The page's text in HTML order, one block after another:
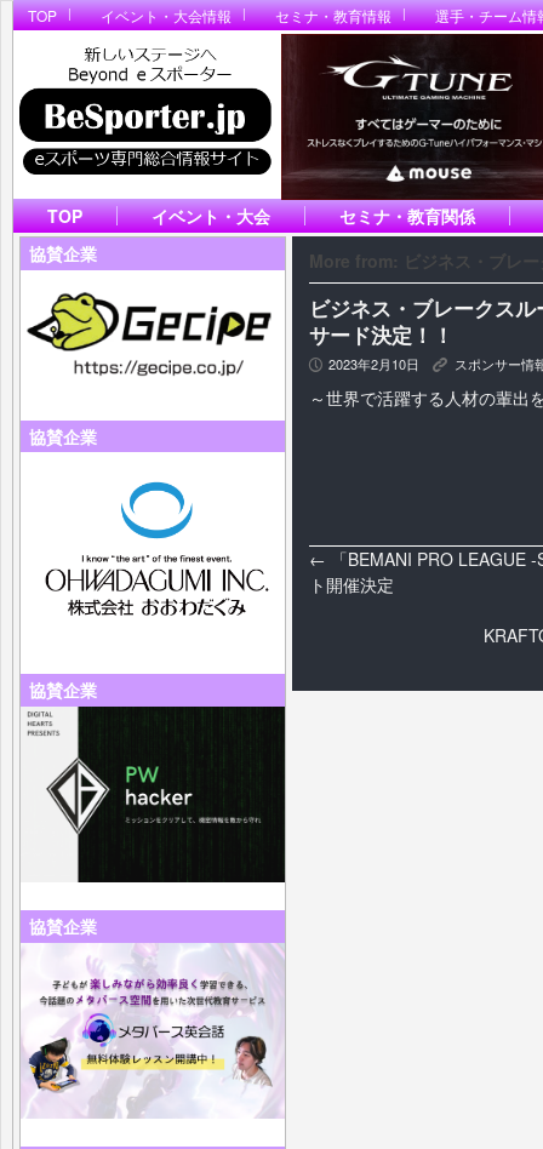
TOP イベント・大会情報 セミナ・教育情報 選手・チーム情
TOP イベント・大会
セミナ・教育関係
協賛企業
協賛企業
協賛企業
協賛企業
More from: ビジネス・ブレ
ビジネス・ブレークス
サード決定！！
P 2023年2月10日 K スポンサー情
～世界で活躍する人材の輩出
← 「BEMANI PRO LEAGUE
ト開催決定